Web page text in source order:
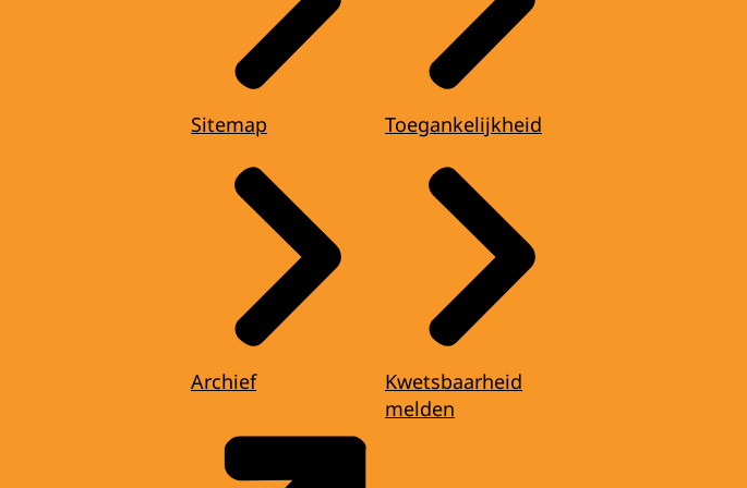
Sitemap
Archief
Toegankelijkheid
Kwetsbaarheid
melden